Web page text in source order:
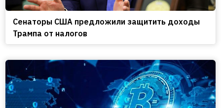
Сенаторы США предложили защитить доходы
Трампа от налогов